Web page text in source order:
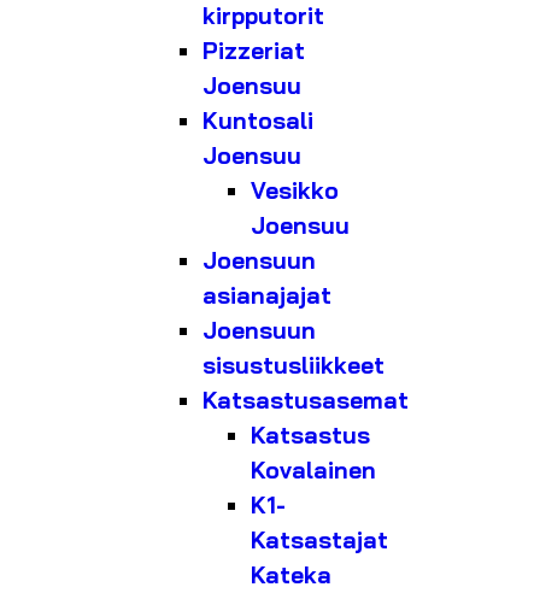
kirpputorit
Pizzeriat
Joensuu
Kuntosali
Joensuu
Vesikko
Joensuu
Joensuun
asianajajat
Joensuun
sisustusliikkeet
Katsastusasemat
Katsastus
Kovalainen
K1-
Katsastajat
Kateka